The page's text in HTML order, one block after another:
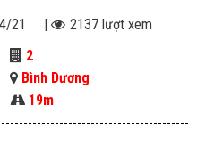
21 |
2137 lượt xem
2
Bình Dương
19m